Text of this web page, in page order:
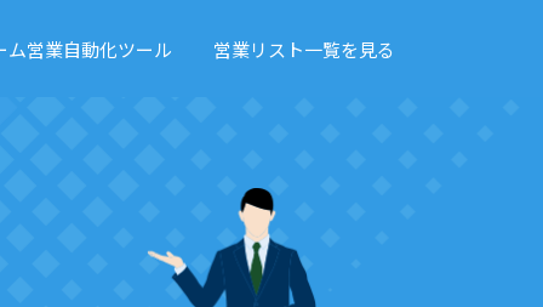
ム営業自動化ツール 営業リスト一覧を見る